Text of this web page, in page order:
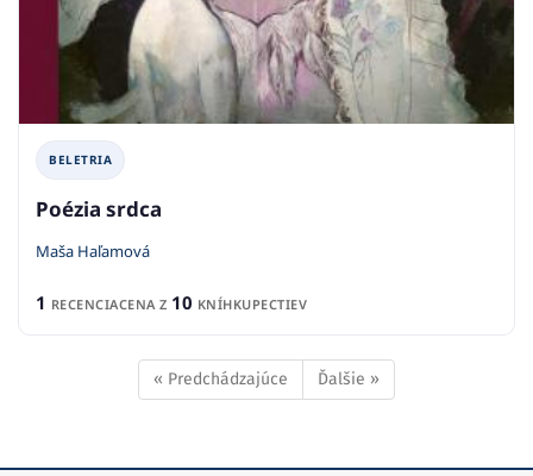
BELETRIA
Poézia srdca
Maša Haľamová
1 RECENCIACENA Z 10 KNÍHKUPECTIEV
« Predchádzajúce Ďalšie »